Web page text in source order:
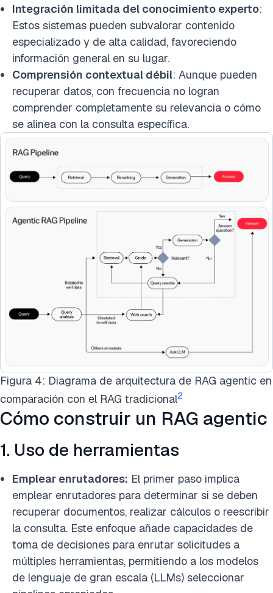
Integración limitada del conocimiento experto:
Estos sistemas pueden subvalorar contenido
especializado y de alta calidad, favoreciendo
información general en su lugar.
Comprensión contextual débil: Aunque pueden
recuperar datos, con frecuencia no logran
comprender completamente su relevancia o cómo
se alinea con la consulta específica.
Figura 4: Diagrama de arquitectura de RAG agentic en
comparación con el RAG tradicional2
Cómo construir un RAG agentic
1. Uso de herramientas
Emplear enrutadores: El primer paso implica
emplear enrutadores para determinar si se deben
recuperar documentos, realizar cálculos o reescribir
la consulta. Este enfoque añade capacidades de
toma de decisiones para enrutar solicitudes a
múltiples herramientas, permitiendo a los modelos
de lenguaje de gran escala (LLMs) seleccionar